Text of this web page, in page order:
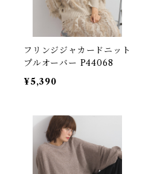
フリンジジャカードニット
プルオーバー P44068
¥5,390